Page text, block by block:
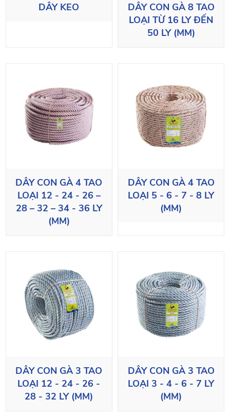
DÂY KEO
DÂY CON GÀ 8 TAO
LOẠI TỪ 16 LY ĐẾN
50 LY (MM)
DÂY CON GÀ 4 TAO
LOẠI 12 - 24 - 26 –
28 – 32 – 34 - 36 LY
(MM)
DÂY CON GÀ 4 TAO
LOẠI 5 - 6 - 7 - 8 LY
(MM)
DÂY CON GÀ 3 TAO
LOẠI 12 - 24 - 26 -
28 - 32 LY (MM)
DÂY CON GÀ 3 TAO
LOẠI 3 - 4 - 6 - 7 LY
(MM)